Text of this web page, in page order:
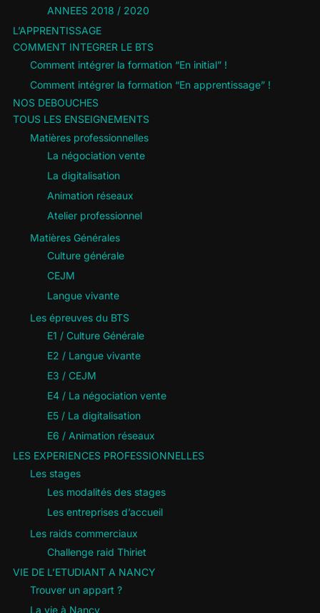
ANNEES 2018 / 2020
L’APPRENTISSAGE
COMMENT INTEGRER LE BTS
Comment intégrer la formation “En initial” !
Comment intégrer la formation “En apprentissage” !
NOS DEBOUCHES
TOUS LES ENSEIGNEMENTS
Matières professionnelles
La négociation vente
La digitalisation
Animation réseaux
Atelier professionnel
Matières Générales
Culture générale
CEJM
Langue vivante
Les épreuves du BTS
E1 / Culture Générale
E2 / Langue vivante
E3 / CEJM
E4 / La négociation vente
E5 / La digitalisation
E6 / Animation réseaux
LES EXPERIENCES PROFESSIONNELLES
Les stages
Les modalités des stages
Les entreprises d’accueil
Les raids commerciaux
Challenge raid Thiriet
VIE DE L’ETUDIANT A NANCY
Trouver un appart ?
La vie à Nancy